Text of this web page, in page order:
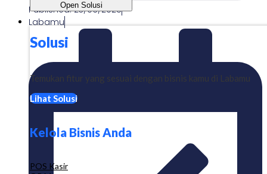
Open Solusi
Solusi
Temukan fitur yang sesuai dengan bisnis kamu di Labamu
Lihat Solusi
Kelola Bisnis Anda
POS Kasir
Published:23/06/2025
Labamu